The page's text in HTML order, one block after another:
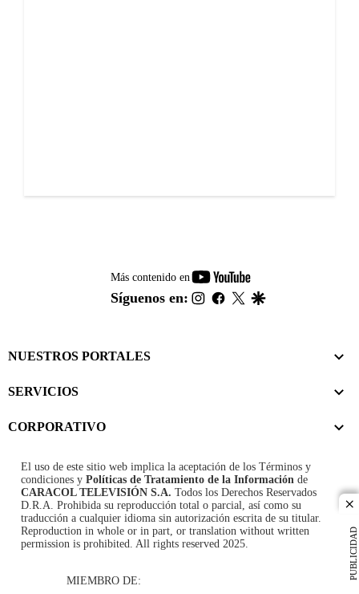
PUBLICIDAD
Más contenido en
youtube-
footer
Síguenos en: instagram
facebook
twitter
NUESTROS PORTALES
SERVICIOS
CORPORATIVO
El uso de este sitio web implica la aceptación de los Términos y
condiciones y Políticas de Tratamiento de la Información de
CARACOL TELEVISIÓN S.A. Todos los Derechos Reservados
D.R.A. Prohibida su reproducción total o parcial, así como su
traducción a cualquier idioma sin autorización escrita de su titular.
Reproduction in whole or in part, or translation without written
permission is prohibited. All rights reserved 2025.
MIEMBRO DE: